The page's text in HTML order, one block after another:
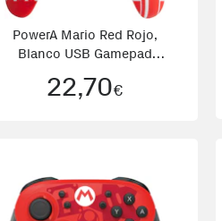
PowerA Mario Red Rojo,
Blanco USB Gamepad
22,70€